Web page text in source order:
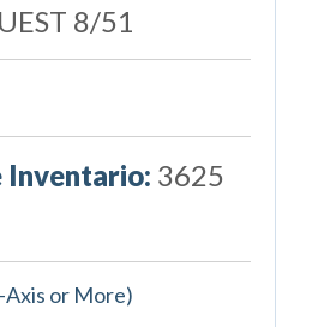
8/51
Inventario: 3625
Axis or More)